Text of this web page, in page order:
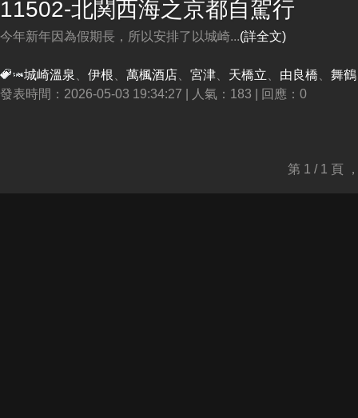
11502-北関西海之京都自駕行
今年新年因為假期長，所以安排了以城崎...(詳全文)
城崎溫泉 伊根 萬楓酒店 宮津 天橋立 由良橋 舞鶴
發表時間：2026-05-03 19:34:27 | 人氣：183 | 回應：0
第 1 / 1